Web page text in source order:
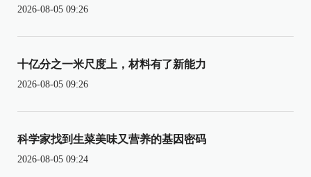
2026-08-05 09:26
十亿分之一米尺度上，材料有了新能力
2026-08-05 09:26
科学家找到生菜美味又营养的基因密码
2026-08-05 09:24